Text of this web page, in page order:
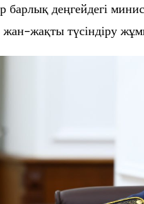
деңгейдегі
жақты түсіндіру